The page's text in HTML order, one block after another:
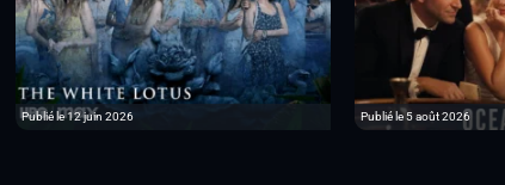
Publié le 12 juin 2026 Publié le 5 août 2026